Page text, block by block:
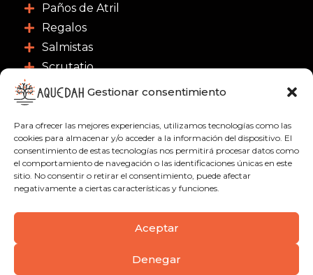
Gestionar consentimiento
Para ofrecer las mejores experiencias, utilizamos tecnologías como las
cookies para almacenar y/o acceder a la información del dispositivo. El
consentimiento de estas tecnologías nos permitirá procesar datos como
el comportamiento de navegación o las identificaciones únicas en este
sitio. No consentir o retirar el consentimiento, puede afectar
negativamente a ciertas características y funciones.
Aceptar
Denegar
Paños de Atril
Regalos
Salmistas
Scrutatio
CONTACTO
C/ Nuestra Señora de las Nieves 3, 46003 -
Valencia
963 91 18 21
622 51 01 09
info@aquedah.com